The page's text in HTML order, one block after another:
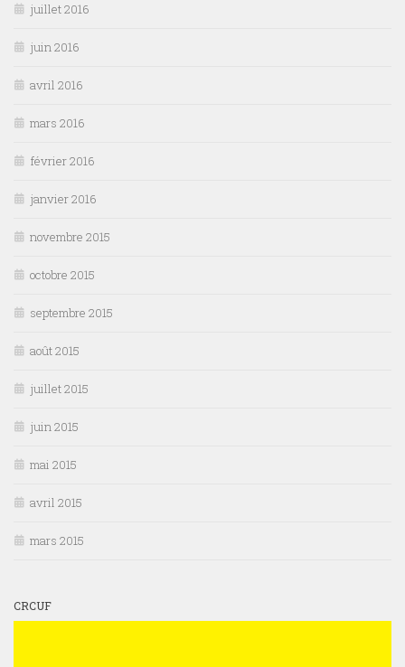
juillet 2016
juin 2016
avril 2016
mars 2016
février 2016
janvier 2016
novembre 2015
octobre 2015
septembre 2015
août 2015
juillet 2015
juin 2015
mai 2015
avril 2015
mars 2015
CRCUF